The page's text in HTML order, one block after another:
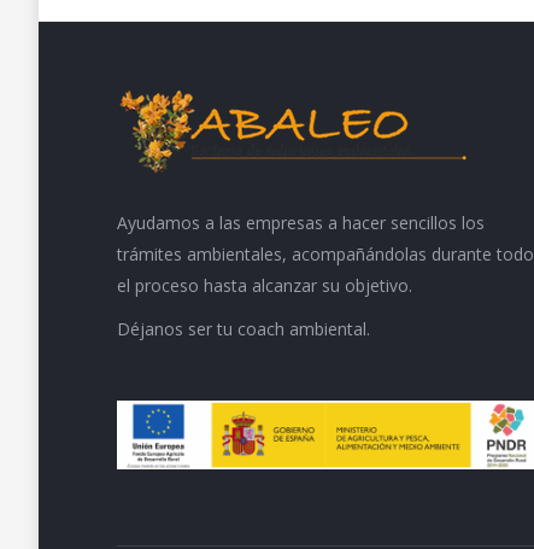
Ayudamos a las empresas a hacer sencillos los
trámites ambientales, acompañándolas durante todo
el proceso hasta alcanzar su objetivo.
Déjanos ser tu coach ambiental.